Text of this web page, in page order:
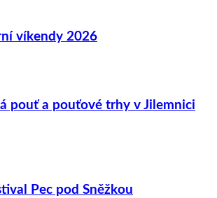
víkendy 2026
pouť a pouťové trhy v Jilemnici
Pec pod Sněžkou